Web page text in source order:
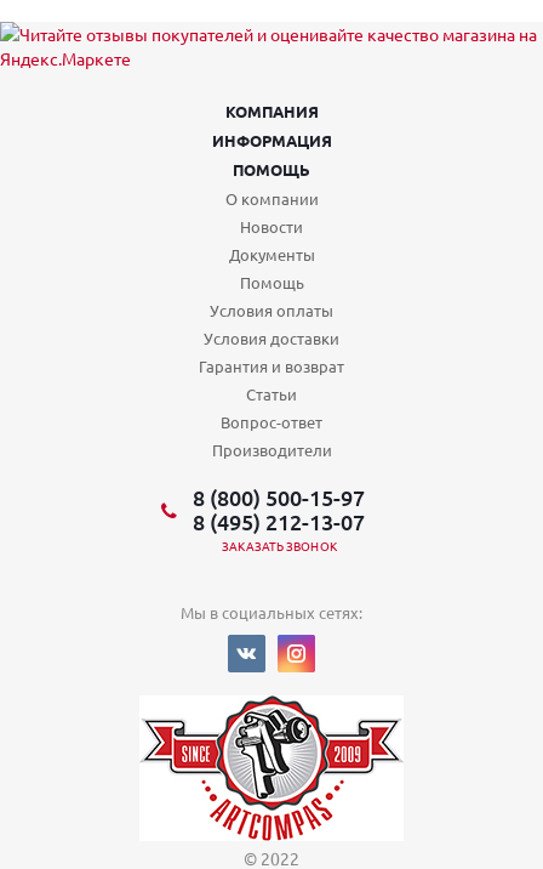
КОМПАНИЯ
ИНФОРМАЦИЯ
ПОМОЩЬ
О компании
Новости
Документы
Помощь
Условия оплаты
Условия доставки
Гарантия и возврат
Статьи
Вопрос-ответ
Производители
8 (800) 500-15-97
8 (495) 212-13-07
ЗАКАЗАТЬ ЗВОНОК
Мы в социальных сетях:
© 2022